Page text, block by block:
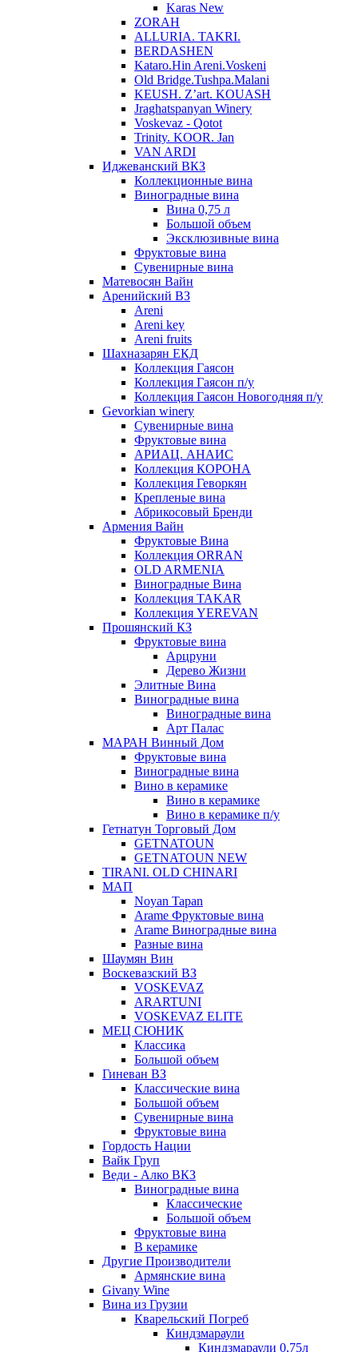
Karas New
ZORAH
ALLURIA. TAKRI.
BERDASHEN
Kataro.Hin Areni.Voskeni
Old Bridge.Tushpa.Malani
KEUSH. Z’art. KOUASH
Jraghatspanyan Winery
Voskevaz - Qotot
Trinity. KOOR. Jan
VAN ARDI
Иджеванский ВКЗ
Коллекционные вина
Виноградные вина
Вина 0,75 л
Большой объем
Эксклюзивные вина
Фруктовые вина
Cувенирные вина
Матевосян Вайн
Аренийский ВЗ
Areni
Areni key
Areni fruits
Шахназарян ЕКД
Коллекция Гаясон
Коллекция Гаясон п/у
Коллекция Гаясон Новогодняя п/у
Gevorkian winery
Сувенирные вина
Фруктовые вина
АРИАЦ. АНАИС
Коллекция КОРОНА
Коллекция Геворкян
Крепленые вина
Абрикосовый Бренди
Армения Вайн
Фруктовые Вина
Коллекция ORRAN
OLD ARMENIA
Виноградные Вина
Коллекция TAKAR
Коллекция YEREVAN
Прошянский КЗ
Фруктовые вина
Арцруни
Дерево Жизни
Элитные Вина
Виноградные вина
Виноградные вина
Арт Палас
МАРАН Винный Дом
Фруктовые вина
Виноградные вина
Вино в керамике
Вино в керамике
Вино в керамике п/у
Гетнатун Торговый Дом
GETNATOUN
GETNATOUN NEW
TIRANI. OLD CHINARI
МАП
Noyan Tapan
Arame Фруктовые вина
Arame Виноградные вина
Разные вина
Шаумян Вин
Воскевазский ВЗ
VOSKEVAZ
ARARTUNI
VOSKEVAZ ELITE
МЕЦ СЮНИК
Классика
Большой объем
Гиневан ВЗ
Классические вина
Большой объем
Сувенирные вина
Фруктовые вина
Гордость Нации
Вайк Груп
Веди - Алко ВКЗ
Виноградные вина
Классические
Большой объем
Фруктовые вина
В керамике
Другие Производители
Армянские вина
Givany Wine
Вина из Грузии
Кварельский Погреб
Киндзмараули
Киндзмараули 0,75л